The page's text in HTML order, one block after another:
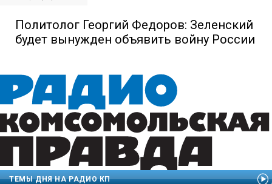
Политолог Георгий Федоров: Зеленский
будет вынужден объявить войну России
ТЕМЫ ДНЯ НА РАДИО КП